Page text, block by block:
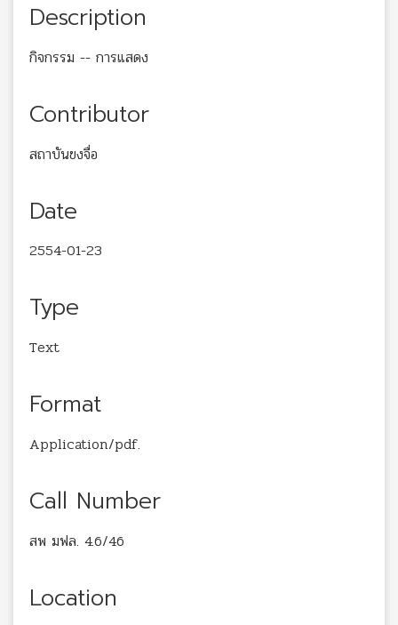
Description
กิจกรรม -- การแสดง
Contributor
สถาบันขงจื่อ
Date
2554-01-23
Type
Text
Format
Application/pdf.
Call Number
สพ มฟล. 4.6/46
Location